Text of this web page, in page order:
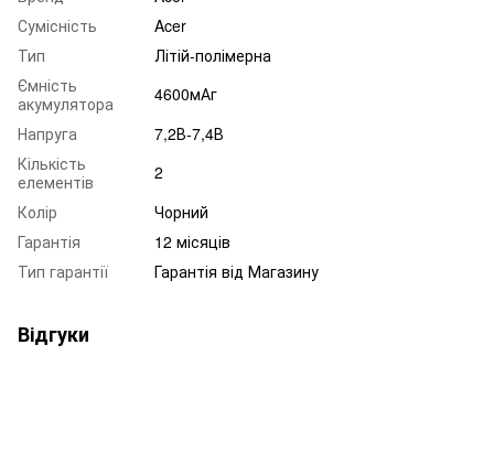
Сумісність
Acer
Тип
Літій-полімерна
Ємність
акумулятора
4600мАг
Напруга
7,2В-7,4В
Кількість
елементів
2
Колір
Чорний
Гарантія
12 місяців
Тип гарантії
Гарантія від Магазину
Відгуки